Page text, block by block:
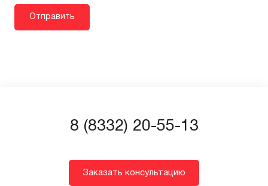
8 (8332) 20-55-13
Заказать консультацию